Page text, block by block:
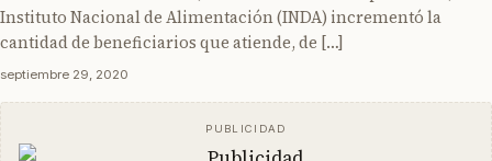
Instituto Nacional de Alimentación (INDA) incrementó la
cantidad de beneficiarios que atiende, de […]
septiembre 29, 2020